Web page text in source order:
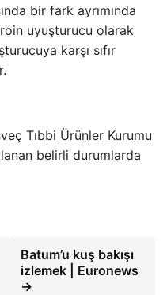
bir fark ayrımında
uyuşturucu olarak
karşı sıfır
Tıbbi Ürünler Kurumu
belirli durumlarda
Batum’u kuş bakışı
izlemek | Euronews
→